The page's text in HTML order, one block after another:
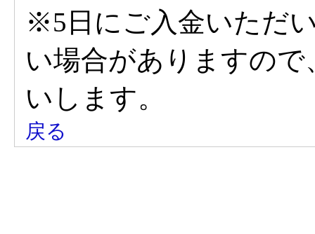
※5日にご入金いただ
い場合がありますの
いします。
戻る